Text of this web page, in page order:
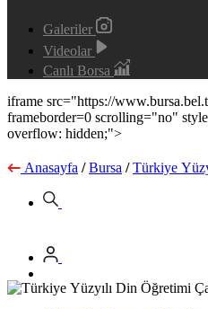
Galeriler
Videolar
Canlı Borsa
iframe src="https://
frameborder=0 scrolling="no" style=" width: 720px; height:400px;
overflow: hidden;">
Anasayfa / Bursa / Türkiye